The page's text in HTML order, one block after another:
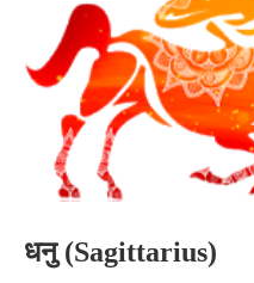
धनु (Sagittarius)